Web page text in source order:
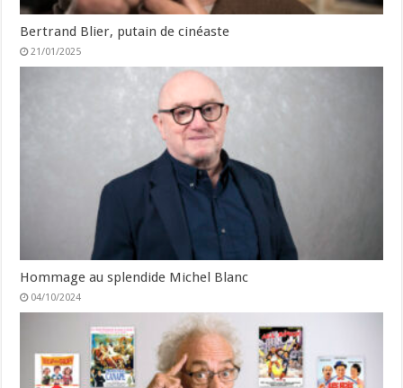
Bertrand Blier, putain de cinéaste
21/01/2025
Hommage au splendide Michel Blanc
04/10/2024